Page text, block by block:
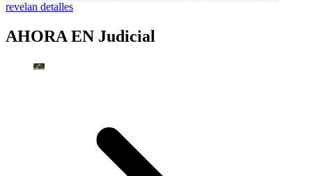
revelan detalles
AHORA EN Judicial